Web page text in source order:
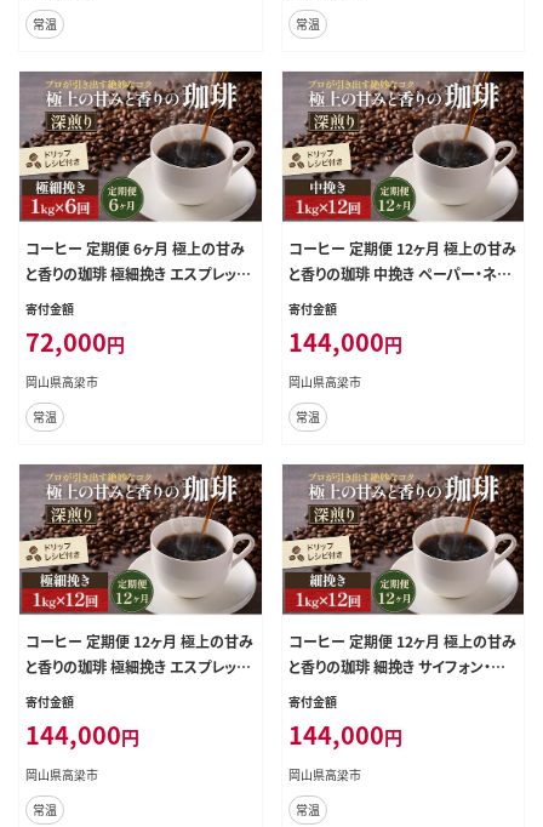
常温
常温
コーヒー 定期便 6ヶ月 極上の甘み
と香りの珈琲 極細挽き エスプレッソ
1kg 珈琲ドリップのレシピ付き コー
焙煎 深煎り 飲料 飲み物 ドリンク 定
期 6回
寄付金額
72,000円
岡山県高梁市
常温
コーヒー 定期便 12ヶ月 極上の甘み
と香りの珈琲 中挽き ペーパー・ネル
1kg 珈琲ドリップのレシピ付き コー
焙煎 深煎り 飲料 飲み物 ドリンク 定
期 12回
寄付金額
144,000円
岡山県高梁市
常温
コーヒー 定期便 12ヶ月 極上の甘み
と香りの珈琲 極細挽き エスプレッソ
1kg 珈琲ドリップのレシピ付き コー
焙煎 深煎り 飲料 飲み物 ドリンク 定
期 12回
寄付金額
144,000円
岡山県高梁市
常温
コーヒー 定期便 12ヶ月 極上の甘み
と香りの珈琲 細挽き サイフォン・イブ
リック 1kg 珈琲ドリップのレシピ付
コーヒー 焙煎 深煎り 飲料 飲み物
ドリンク 定期 12回
寄付金額
144,000円
岡山県高梁市
常温